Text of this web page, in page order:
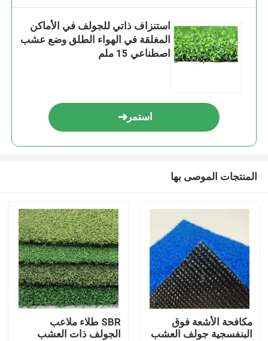
استنزاف ذاتي للجولف في الأماكن
المغلقة في الهواء الطلق وضع عشب
اصطناعي 15 ملم
استمر
المنتجات الموصى بها
مكافحة الأشعة فوق
البنفسجية جولف العشب
SBR طلاء ملاعب
الجولف ذات العشب